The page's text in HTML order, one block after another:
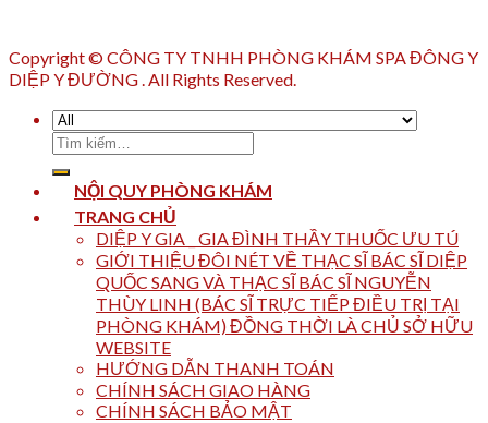
Copyright © CÔNG TY TNHH PHÒNG KHÁM SPA ĐÔNG Y
DIỆP Y ĐƯỜNG . All Rights Reserved.
Tìm
kiếm:
NỘI QUY PHÒNG KHÁM
TRANG CHỦ
DIỆP Y GIA _ GIA ĐÌNH THẦY THUỐC ƯU TÚ
GIỚI THIỆU ĐÔI NÉT VỀ THẠC SĨ BÁC SĨ DIỆP
QUỐC SANG VÀ THẠC SĨ BÁC SĨ NGUYỄN
THÙY LINH (BÁC SĨ TRỰC TIẾP ĐIỀU TRỊ TẠI
PHÒNG KHÁM) ĐỒNG THỜI LÀ CHỦ SỞ HỮU
WEBSITE
HƯỚNG DẪN THANH TOÁN
CHÍNH SÁCH GIAO HÀNG
CHÍNH SÁCH BẢO MẬT